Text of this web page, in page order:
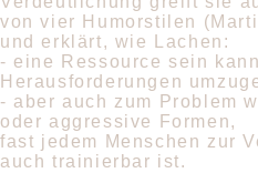
von vier Humorstilen
und erklärt, wie Lachen:
- eine Ressource sein
Herausforderungen
- aber auch zum Problem
oder aggressive Formen,
fast jedem Menschen zur
auch trainierbar ist.